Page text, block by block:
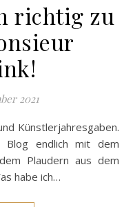
richtig zu
2021
endlich mit dem
Plaudern aus dem
habe ich…